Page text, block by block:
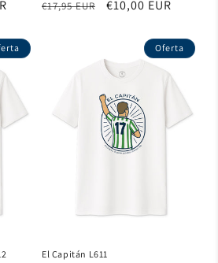
Precio
€17,95 EUR
Precio
€10,00 EUR
Oferta
El Capitán L611